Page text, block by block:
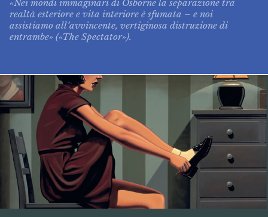
«Nei mondi immaginari di Osborne la separazione tra
realtà esteriore e vita interiore è sfumata – e noi
assistiamo all’avvincente, vertiginosa distruzione di
entrambe» («The Spectator»).